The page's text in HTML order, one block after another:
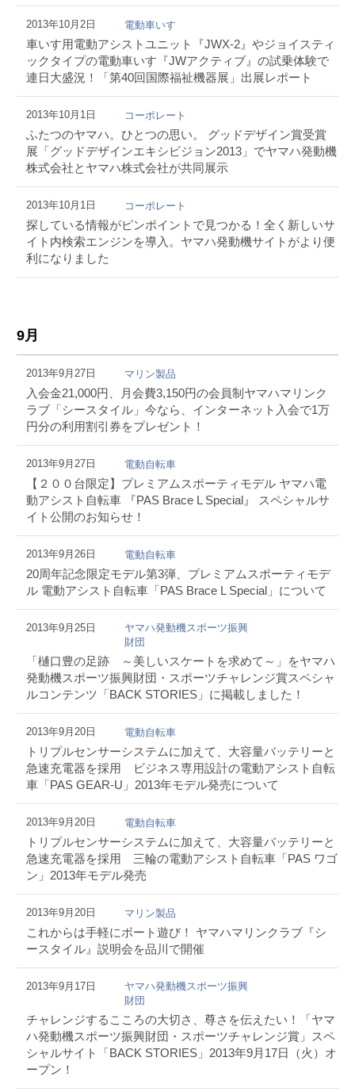
2013年10月2日 電動車いす
車いす用電動アシストユニット『JWX-2』やジョイスティ
ックタイプの電動車いす『JWアクティブ』の試乗体験で
連日大盛況！「第40回国際福祉機器展」出展レポート
2013年10月1日 コーポレート
ふたつのヤマハ。ひとつの思い。 グッドデザイン賞受賞
展「グッドデザインエキシビジョン2013」でヤマハ発動機
株式会社とヤマハ株式会社が共同展示
2013年10月1日 コーポレート
探している情報がピンポイントで見つかる！全く新しいサ
イト内検索エンジンを導入。ヤマハ発動機サイトがより便
利になりました
9月
2013年9月27日 マリン製品
入会金21,000円、月会費3,150円の会員制ヤマハマリンク
ラブ「シースタイル」今なら、インターネット入会で1万
円分の利用割引券をプレゼント！
2013年9月27日 電動自転車
【２００台限定】プレミアムスポーティモデル ヤマハ電
動アシスト自転車 『PAS Brace L Special』 スペシャルサ
イト公開のお知らせ！
2013年9月26日 電動自転車
20周年記念限定モデル第3弾、プレミアムスポーティモデ
ル 電動アシスト自転車「PAS Brace L Special」について
2013年9月25日
ヤマハ発動機スポーツ振興
財団
「樋口豊の足跡 ～美しいスケートを求めて～」をヤマハ
発動機スポーツ振興財団・スポーツチャレンジ賞スペシャ
ルコンテンツ「BACK STORIES」に掲載しました！
2013年9月20日 電動自転車
トリプルセンサーシステムに加えて、大容量バッテリーと
急速充電器を採用 ビジネス専用設計の電動アシスト自転
車「PAS GEAR-U」2013年モデル発売について
2013年9月20日 電動自転車
トリプルセンサーシステムに加えて、大容量バッテリーと
急速充電器を採用 三輪の電動アシスト自転車「PAS ワゴ
ン」2013年モデル発売
2013年9月20日 マリン製品
これからは手軽にボート遊び！ ヤマハマリンクラブ『シ
ースタイル』説明会を品川で開催
2013年9月17日
ヤマハ発動機スポーツ振興
財団
チャレンジするこころの大切さ、尊さを伝えたい！「ヤマ
ハ発動機スポーツ振興財団・スポーツチャレンジ賞」スペ
シャルサイト「BACK STORIES」2013年9月17日（火）オ
ープン！